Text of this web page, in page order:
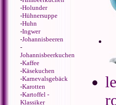
-Holunder
-Hühnersuppe
-Huhn
-Ingwer
-Johannisbeeren
-
Johannisbeerkuchen
-Kaffee
-Käsekuchen
-Karnevalsgebäck
-Karotten
-Kartoffel -
Klassiker